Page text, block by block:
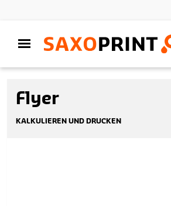
Flyer
KALKULIEREN UND DRUCKEN